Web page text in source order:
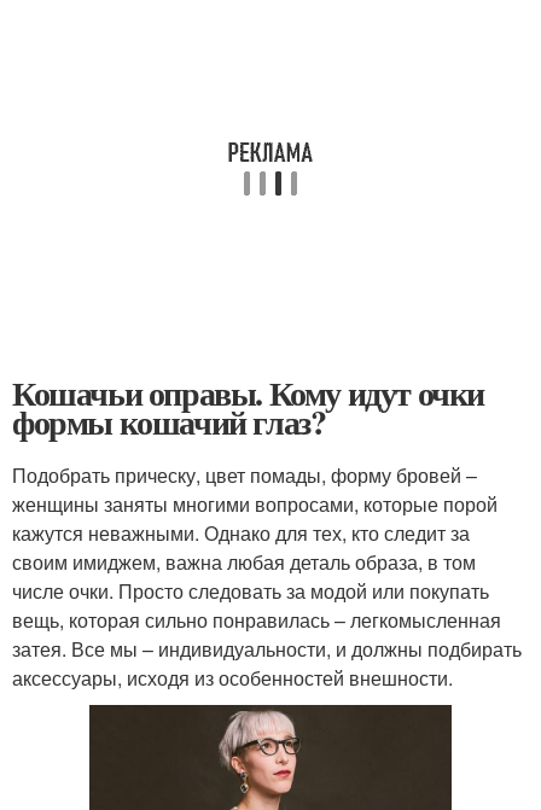
Кошачьи оправы. Кому идут очки
формы кошачий глаз?
Подобрать прическу, цвет помады, форму бровей –
женщины заняты многими вопросами, которые порой
кажутся неважными. Однако для тех, кто следит за
своим имиджем, важна любая деталь образа, в том
числе очки. Просто следовать за модой или покупать
вещь, которая сильно понравилась – легкомысленная
затея. Все мы – индивидуальности, и должны подбирать
аксессуары, исходя из особенностей внешности.